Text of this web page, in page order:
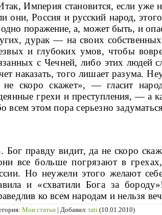
Империя становится, если уже
они, Россия и русский народ,
одно поражение, а, может быть, и
дурак — на своих
и глубоких умов, чтобы
с Чечней, либо этих людей
наказать, того лишает разума.
не скоро скажет», — гласит
грехи и преступле­ния, — а
всем этом пора серьезно
Бог правду видит, да не скоро
всебольше погрязают в
Но неужели этого желают
и «схватили Бога за
едлив ко всем народам и нельзя
: Мои статьи | Добавил: tati (10.01.2010)